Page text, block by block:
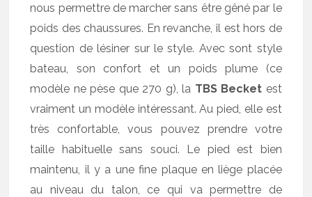
nous permettre de marcher sans être gêné par le
poids des chaussures. En revanche, il est hors de
question de lésiner sur le style. Avec sont style
bateau, son confort et un poids plume (ce
modèle ne pèse que 270 g), la TBS Becket est
vraiment un modèle intéressant. Au pied, elle est
très confortable, vous pouvez prendre votre
taille habituelle sans souci. Le pied est bien
maintenu, il y a une fine plaque en liège placée
au niveau du talon, ce qui va permettre de